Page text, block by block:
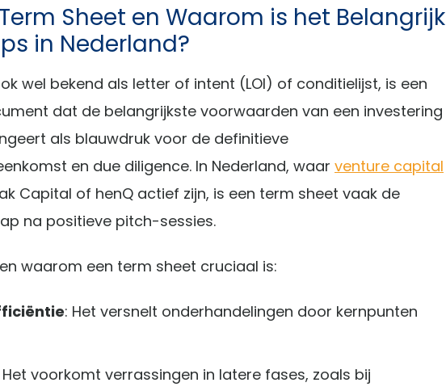
Sheet en Waarom is het Belangrijk
in Nederland?
wel bekend als letter of intent (LOI) of conditielijst, is een
dat de belangrijkste voorwaarden van een investering
als blauwdruk voor de definitieve
en due diligence. In Nederland, waar venture capital
Capital of henQ actief zijn, is een term sheet vaak de
na positieve pitch-sessies.
waarom een term sheet cruciaal is:
: Het versnelt onderhandelingen door kernpunten
Het voorkomt verrassingen in latere fases, zoals bij